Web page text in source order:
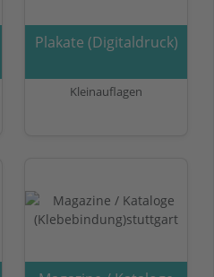
Plakate (Digitaldruck)
Kleinauflagen